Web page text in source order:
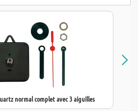
normal complet avec 3 aiguilles